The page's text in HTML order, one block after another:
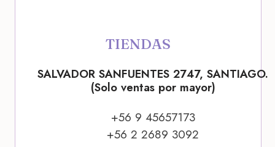
TIENDAS
SALVADOR SANFUENTES 2747, SANTIAGO.
(Solo ventas por mayor)
+56 9 45657173
+56 2 2689 3092